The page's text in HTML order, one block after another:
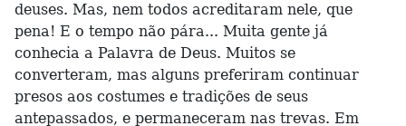
deuses. Mas, nem todos acreditaram nele, que
pena! E o tempo não pára... Muita gente já
conhecia a Palavra de Deus. Muitos se
converteram, mas alguns preferiram continuar
presos aos costumes e tradições de seus
antepassados, e permaneceram nas trevas. Em